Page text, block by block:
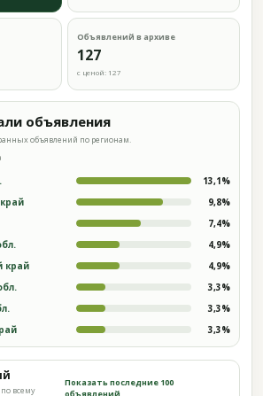
Объявлений в архиве
127
с ценой: 127
объявления
объявлений по регионам.
13,1%
9,8%
7,4%
4,9%
край 4,9%
3,3%
3,3%
3,3%
всему
Показать последние 100
объявлений